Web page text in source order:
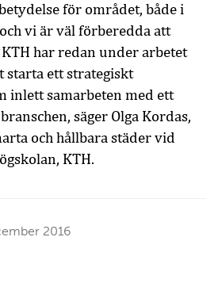
för området, både i
vi är väl förberedda att
har redan under arbetet
starta ett strategiskt
inlett samarbeten med ett
säger Olga Kordas,
och hållbara städer vid
KTH.
2016